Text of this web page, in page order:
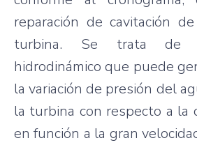
reparación de cavitación
turbina. Se trata de
hidrodinámico que puede
la variación de presión del
la turbina con respecto a la
en función a la gran